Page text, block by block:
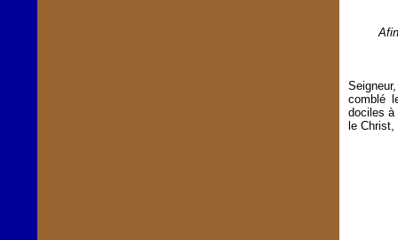
comblé
dociles à
le